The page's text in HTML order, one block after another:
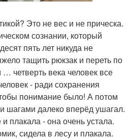
Это не вес и не прическа.
сознании, который
пять лет никуда не
тащить рюкзак и переть по
четверть века человек все
- ради сохранения
понимание было! А потом
далеко вперёд ушагал.
плакала - она очень устала.
сидела в лесу и плакала.